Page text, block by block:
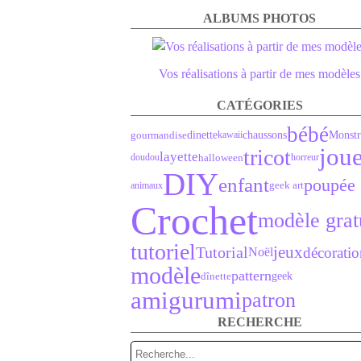
ALBUMS PHOTOS
Vos réalisations à partir de mes modèles
CATÉGORIES
gourmandisedinettekawaiichaussonsbébé
doudoulayettehalloweentricothorreur
animauxDIYenfantgeek artpoupée
Crochetmodèle
tutorielTutorialNoëljeux
modèledînettepatterngeek
amigurumipatron
RECHERCHE